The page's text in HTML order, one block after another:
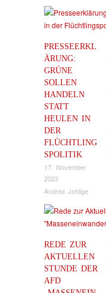
PRESSEERKL
ÄRUNG:
GRÜNE
SOLLEN
HANDELN
STATT
HEULEN IN
DER
FLÜCHTLING
SPOLITIK
17. November
2023
Andrea Johlige
REDE ZUR
AKTUELLEN
STUNDE DER
AFD